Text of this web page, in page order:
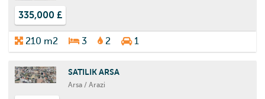
335,000 £
210 m2 3 2 1
SATILIK ARSA
Arsa / Arazi